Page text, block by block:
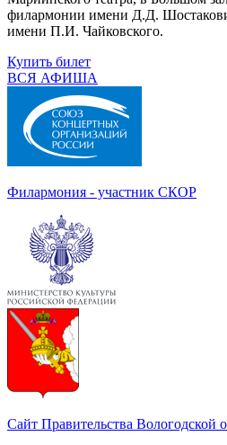
филармонии имени Д.Д.
имени П.И. Чайковского.
Купить билет
ВСЯ АФИША
Филармония - участник СКОР
Сайт Правительства Вологодской